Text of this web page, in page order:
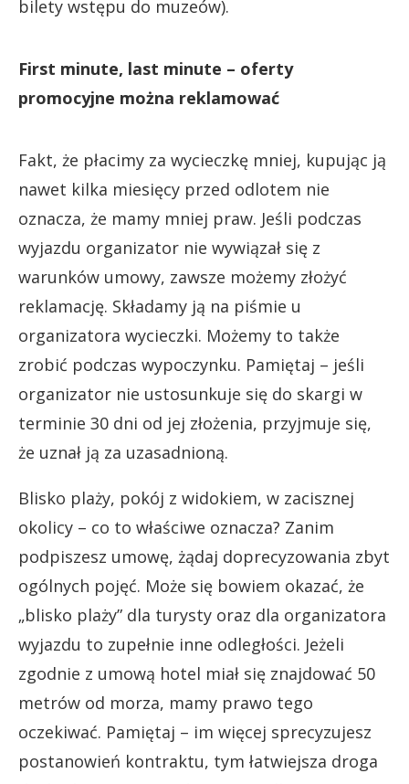
bilety wstępu do muzeów).
First minute, last minute – oferty
promocyjne można reklamować
Fakt, że płacimy za wycieczkę mniej, kupując ją
nawet kilka miesięcy przed odlotem nie
oznacza, że mamy mniej praw. Jeśli podczas
wyjazdu organizator nie wywiązał się z
warunków umowy, zawsze możemy złożyć
reklamację. Składamy ją na piśmie u
organizatora wycieczki. Możemy to także
zrobić podczas wypoczynku. Pamiętaj – jeśli
organizator nie ustosunkuje się do skargi w
terminie 30 dni od jej złożenia, przyjmuje się,
że uznał ją za uzasadnioną.
Blisko plaży, pokój z widokiem, w zacisznej
okolicy – co to właściwe oznacza? Zanim
podpiszesz umowę, żądaj doprecyzowania zbyt
ogólnych pojęć. Może się bowiem okazać, że
„blisko plaży” dla turysty oraz dla organizatora
wyjazdu to zupełnie inne odległości. Jeżeli
zgodnie z umową hotel miał się znajdować 50
metrów od morza, mamy prawo tego
oczekiwać. Pamiętaj – im więcej sprecyzujesz
postanowień kontraktu, tym łatwiejsza droga